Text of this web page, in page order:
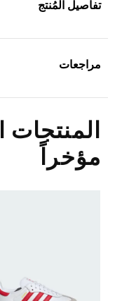
تفاصيل المُنتج
مراجعات
مؤخراً